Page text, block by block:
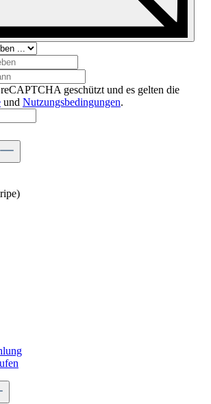
geschützt und es gelten die
und Nutzungsbedingungen.